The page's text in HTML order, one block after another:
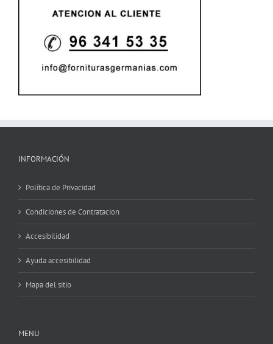
INFORMACIÓN
Política de Privacidad
Condiciones de Contratacion
Accesibilidad
Ayuda accesibilidad
Mapa del sitio
MENU